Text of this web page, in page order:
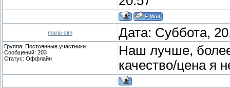
mario-sim Дата: Суббота,
Группа: Постоянные участники
Сообщений: 203
Статус: Оффлайн
Наш лучше,
качество/цена я